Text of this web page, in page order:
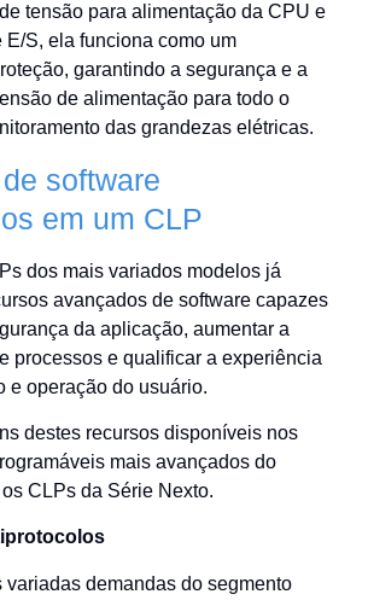
tensão para alimentação da CPU e
E/S, ela funciona como um
garantindo a segurança e a
de alimentação para todo o
das grandezas elétricas.
software
em um CLP
dos mais variados modelos já
avançados de software capazes
da aplicação, aumentar a
processos e qualificar a experiência
e operação do usuário.
destes recursos disponíveis nos
mais avançados do
CLPs da Série Nexto.
variadas demandas do segmento